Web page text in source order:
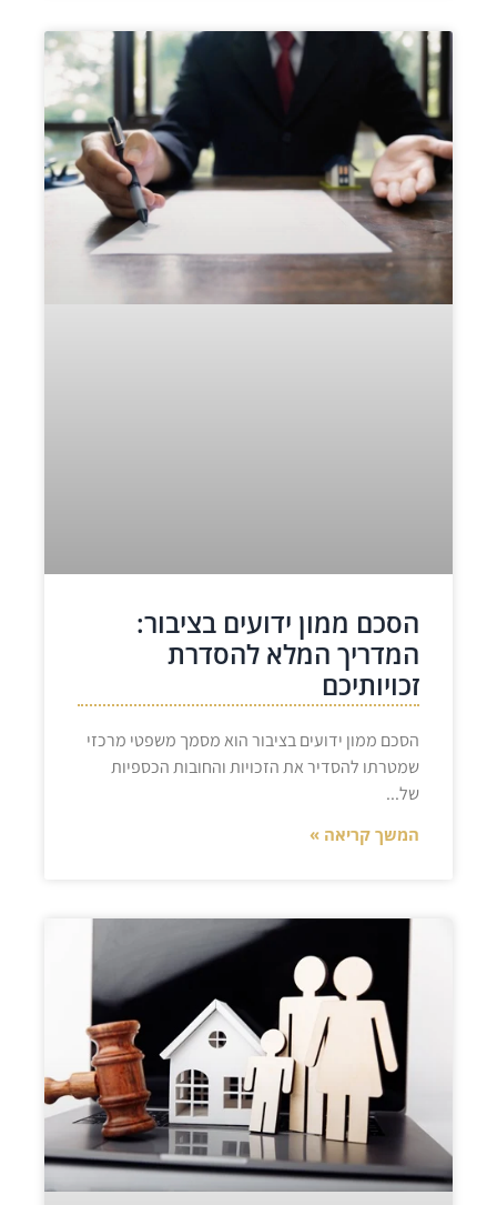
הסכם ממון ידועים בציבור:
המדריך המלא להסדרת
זכויותיכם
הסכם ממון ידועים בציבור הוא מסמך משפטי מרכזי
שמטרתו להסדיר את הזכויות והחובות הכספיות
של
המשך קריאה »